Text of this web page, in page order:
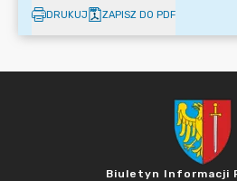
DRUKUJ ZAPISZ DO PDF
Biuletyn Informacji